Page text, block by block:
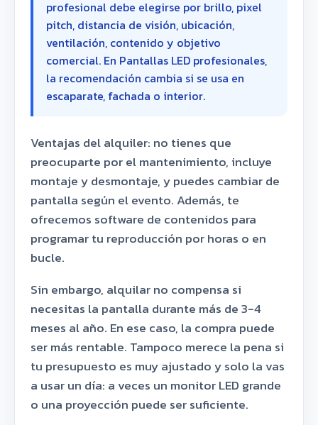
profesional debe elegirse por brillo, pixel
pitch, distancia de visión, ubicación,
ventilación, contenido y objetivo
comercial. En Pantallas LED profesionales,
la recomendación cambia si se usa en
escaparate, fachada o interior.
Ventajas del alquiler: no tienes que
preocuparte por el mantenimiento, incluye
montaje y desmontaje, y puedes cambiar de
pantalla según el evento. Además, te
ofrecemos software de contenidos para
programar tu reproducción por horas o en
bucle.
Sin embargo, alquilar no compensa si
necesitas la pantalla durante más de 3-4
meses al año. En ese caso, la compra puede
ser más rentable. Tampoco merece la pena si
tu presupuesto es muy ajustado y solo la vas
a usar un día: a veces un monitor LED grande
o una proyección puede ser suficiente.